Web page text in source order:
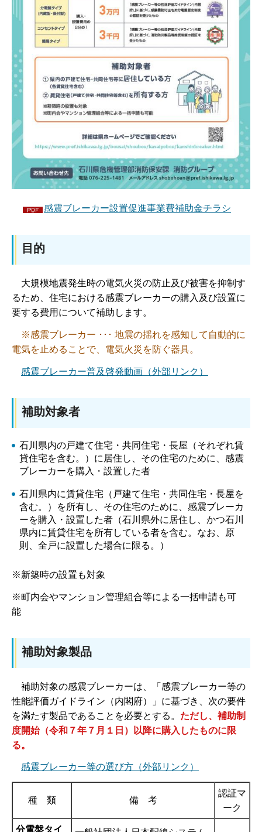
感震ブレーカー設置促進事業費補助金チラシ
目的
大規模地震発生時の電気火災の防止及び被害を抑制す
るため、住宅における感震ブレーカーの購入及び設置に
要する費用について補助します。
※感震ブレーカー ･･･ 地震の揺れを感知して自動的に
電気を止めることで、電気火災を防ぐ器具。
感震ブレーカー普及啓発動画（外部リンク）
補助対象者
石川県内の戸建て住宅・共同住宅・長屋（それぞれ賃
貸住宅を含む。）に居住し、その住宅のために、感震
ブレーカーを購入・設置した者
石川県内に賃貸住宅（戸建て住宅・共同住宅・長屋を
含む。）を所有し、その住宅のために、感震ブレーカ
ーを購入・設置した者（石川県外に居住し、かつ石川
県内に賃貸住宅を所有している者を含む。なお、原
則、全戸に設置した場合に限る。）
※新築時の設置も対象
※町内会やマンション管理組合等による一括申請も可
能
補助対象製品
補助対象の感震ブレーカーは、「感震ブレーカー等の
性能評価ガイドライン（内閣府）」に基づき、次の要件
を満たす製品であることを必要とする。 ただし、補助制
度開始（令和７年７月１日）以降に購入したものに限
る。
感震ブレーカー等の選び方（外部リンク）
種 類 備 考
認証マ
ーク
分電盤タイ